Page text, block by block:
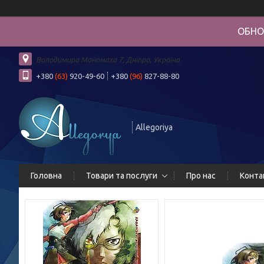
Володимира Мономаха 7, Дніпро, Україна
+380 (63) 920-49-60 +380 (96) 827-88-80
Allegoriya
Головна Товари та послуги Про нас